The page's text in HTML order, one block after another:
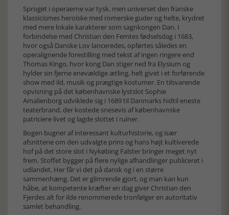
Sproget i operaerne var tysk, men universet den franske
klassicismes heroiske med romerske guder og helte, krydret
med mere lokale karakterer som sagnkongen Dan. I
forbindelse med Christian den Femtes fødselsdag i 1683,
hvor også Danske Lov lanceredes, opførtes således en
operalignende forestilling med tekst af ingen ringere end
Thomas Kingo, hvor kong Dan stiger ned fra Elysium og
hylder sin fjerne enevældige ætling, helt givet i et forførende
show med ild, musik og prægtige kostumer. En tilsvarende
opvisning på det københavnske lystslot Sophie
Amalienborg udviklede sig i 1689 til Danmarks hidtil eneste
teaterbrand, der kostede snesevis af københavnske
patriciere livet og lagde slottet i ruiner.
Bogen bugner af interessant kulturhistorie, og især
afsnittene om den udvalgte prins og hans højt kultiverede
hof på det store slot i Nykøbing Falster bringer meget nyt
frem. Stoffet bygger på flere nylige afhandlinger publiceret i
udlandet. Her får vi det på dansk og i en større
sammenhæng. Det er glimrende gjort, og man kan kun
håbe, at kompetente kræfter en dag giver Christian den
Fjerdes alt for ilde renommerede tronfølger en autoritativ
samlet behandling.